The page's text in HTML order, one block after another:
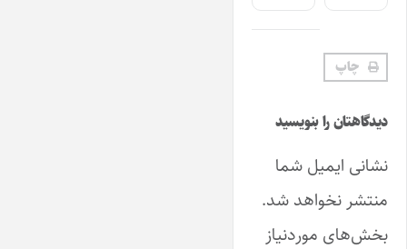
چاپ
دیدگاهتان را بنویسید
نشانی ایمیل شما
منتشر نخواهد شد.
بخش‌های موردنیاز